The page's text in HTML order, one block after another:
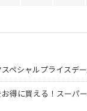
ペシャルプライスデ
得に買える！スーパ